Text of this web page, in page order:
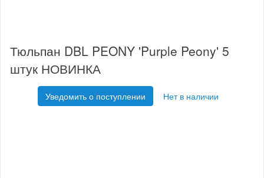
Тюльпан DBL PEONY 'Purple Peony' 5
штук НОВИНКА
Уведомить о поступлении Нет в наличии